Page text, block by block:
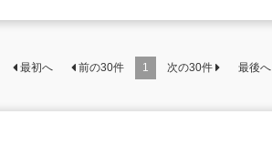
最初へ 前の30件 1 次の30件 最後へ